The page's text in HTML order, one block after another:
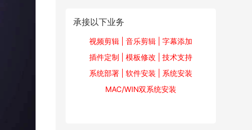
承接以下业务
视频剪辑 | 音乐剪辑 | 字幕添加
插件定制 | 模板修改 | 技术支持
系统部署 | 软件安装 | 系统安装
MAC/WIN双系统安装